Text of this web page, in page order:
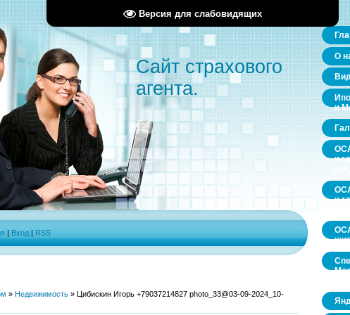
Версия для слабовидящих
Сайт страхового
агента.
| Вход | RSS
» Недвижимость » Цибискин Игорь +79037214827 photo_33@03-09-2024_10-
О
и
и
и